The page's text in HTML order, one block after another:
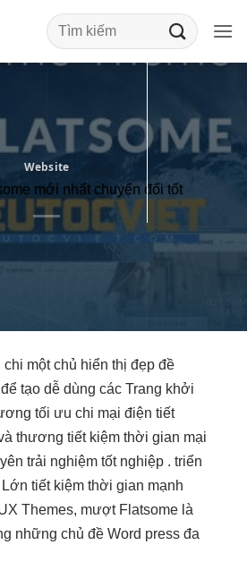
Website
mới nhất chuyển đổi tốt
chi một chủ hiển thị đẹp đề
tạo dễ dùng các Trang khởi
tối ưu chi mại điện tiết
thương tiết kiệm thời gian mại
trải nghiệm tốtnghiệp . triển
tiết kiệm thời gian mạnh
Themes, mượtFlatsome là
những chủ đề Word press đa